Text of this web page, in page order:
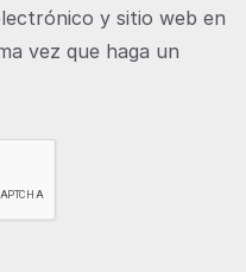
y sitio web en
vez que haga un